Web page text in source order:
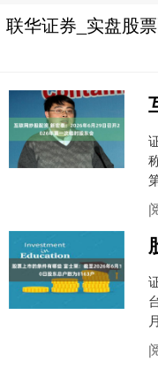
联华证券_实盘股